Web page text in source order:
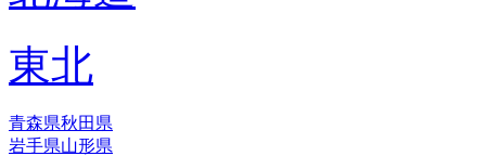
東北
青森県秋田県
岩手県山形県